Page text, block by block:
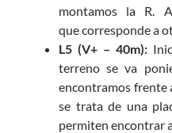
montamos la R.
que corresponde a
L5 (V+ – 40m):
terreno se va
encontramos frente
se trata de una
permiten encontrar